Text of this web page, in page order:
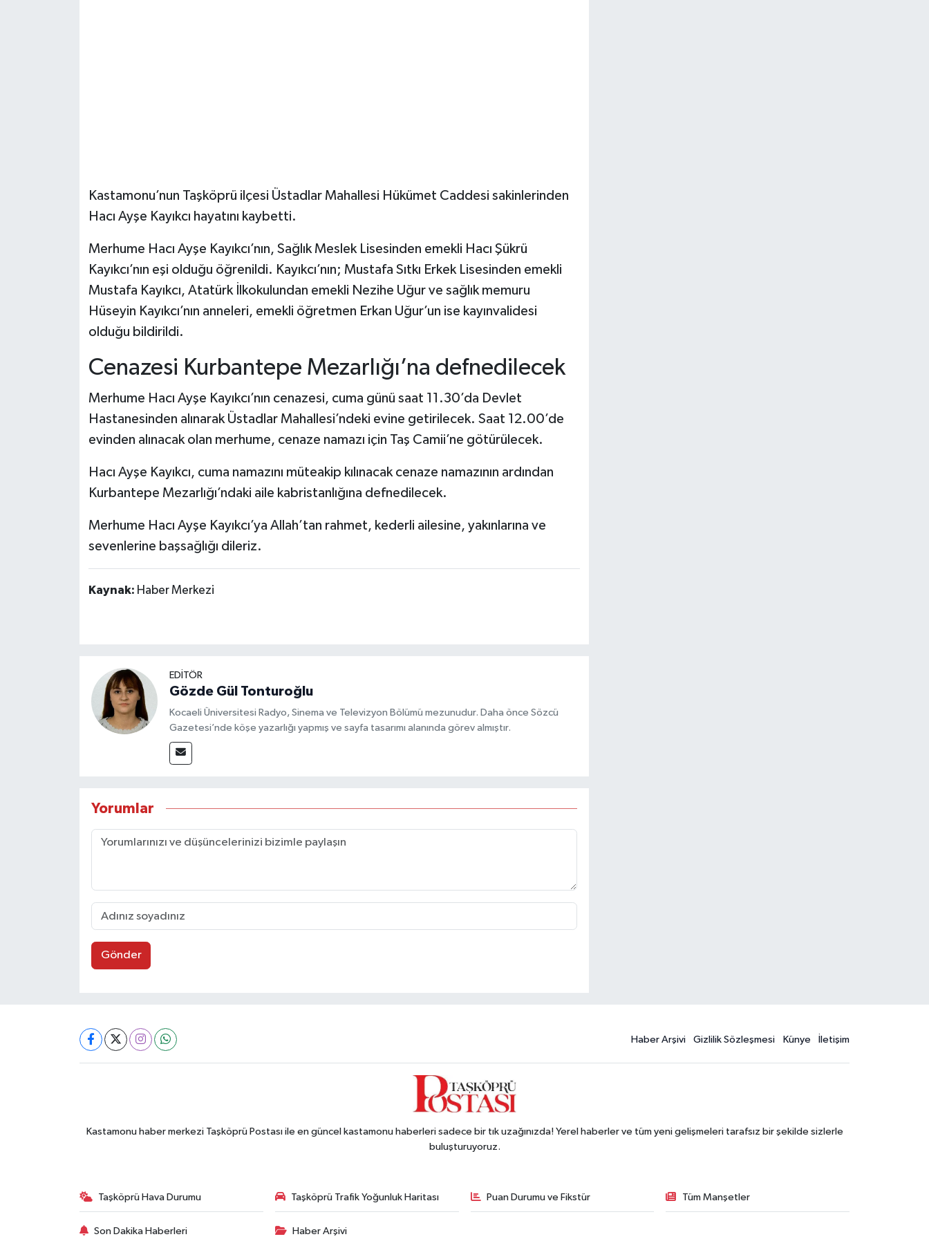
Kastamonu’nun Taşköprü ilçesi Üstadlar Mahallesi Hükümet Caddesi sakinlerinden
Hacı Ayşe Kayıkcı hayatını kaybetti.
Merhume Hacı Ayşe Kayıkcı’nın, Sağlık Meslek Lisesinden emekli Hacı Şükrü
Kayıkcı’nın eşi olduğu öğrenildi. Kayıkcı’nın; Mustafa Sıtkı Erkek Lisesinden emekli
Mustafa Kayıkcı, Atatürk İlkokulundan emekli Nezihe Uğur ve sağlık memuru
Hüseyin Kayıkcı’nın anneleri, emekli öğretmen Erkan Uğur’un ise kayınvalidesi
olduğu bildirildi.
Cenazesi Kurbantepe Mezarlığı’na defnedilecek
Merhume Hacı Ayşe Kayıkcı’nın cenazesi, cuma günü saat 11.30’da Devlet
Hastanesinden alınarak Üstadlar Mahallesi’ndeki evine getirilecek. Saat 12.00’de
evinden alınacak olan merhume, cenaze namazı için Taş Camii’ne götürülecek.
Hacı Ayşe Kayıkcı, cuma namazını müteakip kılınacak cenaze namazının ardından
Kurbantepe Mezarlığı’ndaki aile kabristanlığına defnedilecek.
Merhume Hacı Ayşe Kayıkcı’ya Allah’tan rahmet, kederli ailesine, yakınlarına ve
sevenlerine başsağlığı dileriz.
Kaynak: Haber Merkezi
EDİTÖR
Gözde Gül Tonturoğlu
Kocaeli Üniversitesi Radyo, Sinema ve Televizyon Bölümü mezunudur. Daha önce Sözcü
Gazetesi’nde köşe yazarlığı yapmış ve sayfa tasarımı alanında görev almıştır.
Yorumlar
Gönder
Haber Arşivi Gizlilik Sözleşmesi Künye İletişim
Kastamonu haber merkezi Taşköprü Postası ile en güncel kastamonu haberleri sadece bir tık uzağınızda! Yerel haberler ve tüm yeni gelişmeleri tarafsız bir şekilde sizlerle
buluşturuyoruz.
Taşköprü Hava Durumu Taşköprü Trafik Yoğunluk Haritası Puan Durumu ve Fikstür Tüm Manşetler
Son Dakika Haberleri Haber Arşivi
Ulusal Haberler
Teknoloji Haberleri
Siyaset Haberleri
Dünya Haberleri